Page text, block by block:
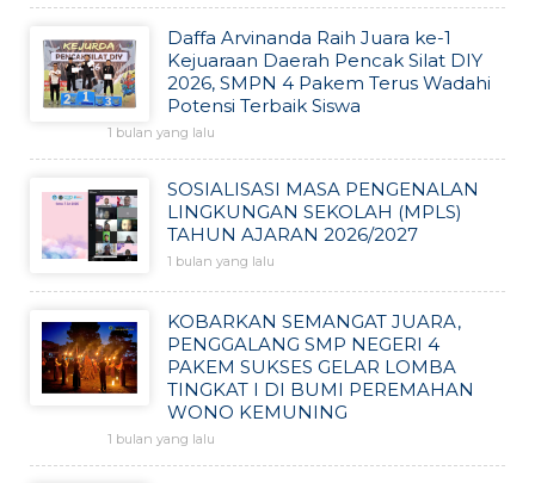
Daffa Arvinanda Raih Juara ke-1
Kejuaraan Daerah Pencak Silat DIY
2026, SMPN 4 Pakem Terus Wadahi
Potensi Terbaik Siswa
1 bulan yang lalu
SOSIALISASI MASA PENGENALAN
LINGKUNGAN SEKOLAH (MPLS)
TAHUN AJARAN 2026/2027
1 bulan yang lalu
KOBARKAN SEMANGAT JUARA,
PENGGALANG SMP NEGERI 4
PAKEM SUKSES GELAR LOMBA
TINGKAT I DI BUMI PEREMAHAN
WONO KEMUNING
1 bulan yang lalu